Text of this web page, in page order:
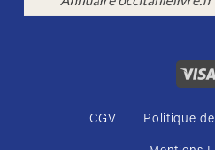
CGV Politique